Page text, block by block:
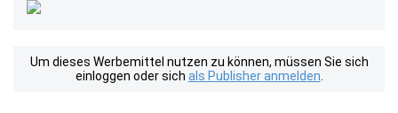
Um dieses Werbemittel nutzen zu können, müssen Sie sich
einloggen oder sich als Publisher anmelden